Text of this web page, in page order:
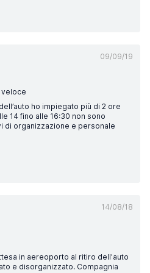
09/09/19
veloce
ho impiegato più di 2 ore
14 fino alle 16:30 non sono
di organizzazione e personale
14/08/18
in aereoporto al ritiro dell'auto
e disorganizzato. Compagnia